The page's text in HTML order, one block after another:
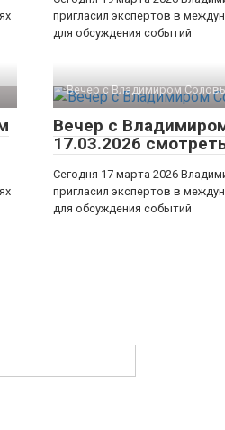
пригласил экспертов в
для обсуждения событий
Вечер с Владимиром
Вечер с
17.03.2026
Сегодня 17 марта 2026
пригласил экспертов в
для обсуждения событий